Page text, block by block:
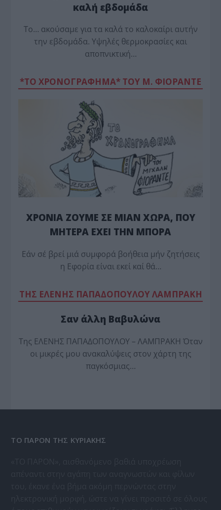
καλή εβδομάδα
Το… ακούσαμε για τα καλά το καλοκαίρι αυτήν
την εβδομάδα. Υψηλές θερμοκρασίες και
αποπνικτική…
*ΤΟ ΧΡΟΝΟΓΡΑΦΗΜΑ* ΤΟΥ Μ. ΦΙΟΡΆΝΤΕ
ΧΡΟΝΙΑ ΖΟΥΜΕ ΣΕ ΜΙΑΝ ΧΩΡΑ, ΠΟΥ
ΜΗΤΕΡΑ ΕΧΕΙ ΤΗΝ ΜΠΟΡΑ
Εάν σέ βρεί μιά συμφορά βοήθεια μήν ζητήσεις
η Εφορία είναι εκεί καί θά…
TΗΣ ΕΛΕΝΗΣ ΠΑΠΑΔΟΠΟΥΛΟΥ ΛΑΜΠΡΑΚΗ
Σαν άλλη Βαβυλώνα
Της ΕΛΕΝΗΣ ΠΑΠΑΔΟΠΟΥΛΟΥ – ΛΑΜΠΡΑΚΗ Όταν
οι μικρές μου ανακαλύψεις στον χάρτη της
παγκόσμιας…
ΤΟ ΠΑΡΟΝ ΤΗΣ ΚΥΡΙΑΚΗΣ